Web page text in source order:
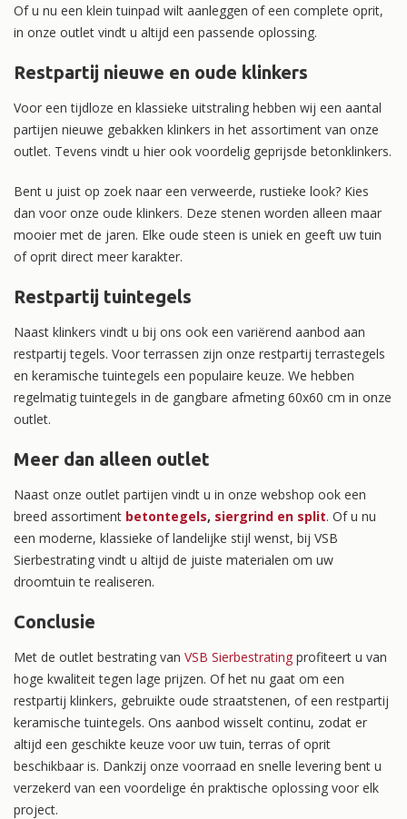
Of u nu een klein tuinpad wilt aanleggen of een complete oprit,
in onze outlet vindt u altijd een passende oplossing.
Restpartij nieuwe en oude klinkers
Voor een tijdloze en klassieke uitstraling hebben wij een aantal
partijen nieuwe gebakken klinkers in het assortiment van onze
outlet. Tevens vindt u hier ook voordelig geprijsde betonklinkers.
Bent u juist op zoek naar een verweerde, rustieke look? Kies
dan voor onze oude klinkers. Deze stenen worden alleen maar
mooier met de jaren. Elke oude steen is uniek en geeft uw tuin
of oprit direct meer karakter.
Restpartij tuintegels
Naast klinkers vindt u bij ons ook een variërend aanbod aan
restpartij tegels. Voor terrassen zijn onze restpartij terrastegels
en keramische tuintegels een populaire keuze. We hebben
regelmatig tuintegels in de gangbare afmeting 60x60 cm in onze
outlet.
Meer dan alleen outlet
Naast onze outlet partijen vindt u in onze webshop ook een
breed assortiment betontegels, siergrind en split. Of u nu
een moderne, klassieke of landelijke stijl wenst, bij VSB
Sierbestrating vindt u altijd de juiste materialen om uw
droomtuin te realiseren.
Conclusie
Met de outlet bestrating van VSB Sierbestrating profiteert u van
hoge kwaliteit tegen lage prijzen. Of het nu gaat om een
restpartij klinkers, gebruikte oude straatstenen, of een restpartij
keramische tuintegels. Ons aanbod wisselt continu, zodat er
altijd een geschikte keuze voor uw tuin, terras of oprit
beschikbaar is. Dankzij onze voorraad en snelle levering bent u
verzekerd van een voordelige én praktische oplossing voor elk
project.